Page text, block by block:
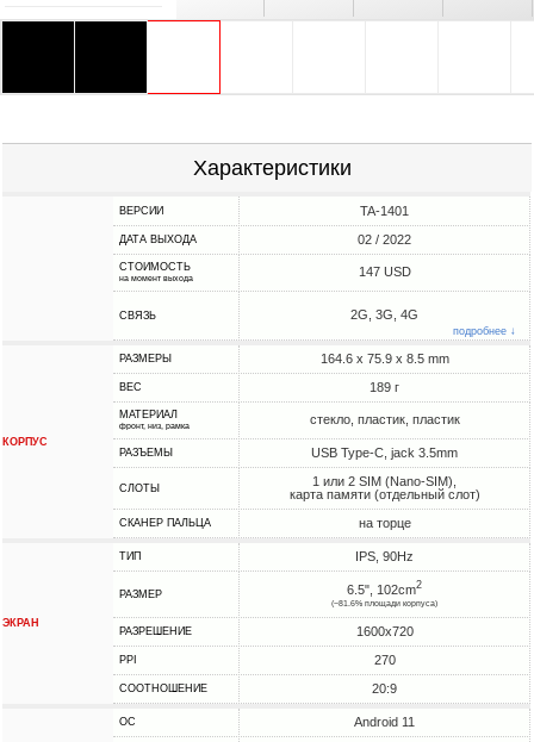
Характеристики
ВЕРСИИ TA-1401
ДАТА ВЫХОДА 02 / 2022
СТОИМОСТЬ
на момент выхода 147 USD
СВЯЗЬ 2G, 3G, 4G
подробнее ↓
КОРПУС
РАЗМЕРЫ 164.6 x 75.9 x 8.5 mm
ВЕС 189 г
МАТЕРИАЛ
фронт, низ, рамка стекло, пластик, пластик
РАЗЪЕМЫ USB Type-C, jack 3.5mm
СЛОТЫ
1 или 2 SIM (Nano-SIM),
карта памяти (отдельный слот)
СКАНЕР ПАЛЬЦА на торце
ЭКРАН
ТИП IPS, 90Hz
РАЗМЕР 6.5", 102cm2
(~81.6% площади корпуса)
РАЗРЕШЕНИЕ 1600x720
PPI 270
СООТНОШЕНИЕ 20:9
ОС Android 11